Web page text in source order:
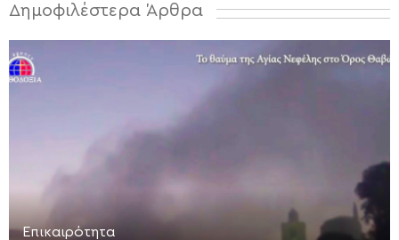
Δημοφιλέστερα Άρθρα
Επικαιρότητα